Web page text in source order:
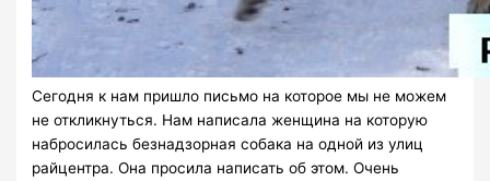
Сегодня к нам пришло письмо на которое мы не можем
не откликнуться. Нам написала женщина на которую
набросилась безнадзорная собака на одной из улиц
райцентра. Она просила написать об этом. Очень